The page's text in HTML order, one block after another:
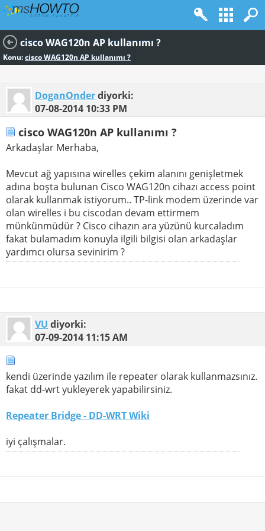
cisco WAG120n AP kullanımı ?
Konu:cisco WAG120n AP kullanımı ?
DoganOnderdiyorki:
07-08-2014 10:33 PM
cisco WAG120n AP kullanımı ?
Arkadaşlar Merhaba,
Mevcut ağ yapısına wirelles çekim alanını genişletmek
adına boşta bulunan Cisco WAG120n cihazı access point
olarak kullanmak istiyorum.. TP-link modem üzerinde var
olan wirelles i bu ciscodan devam ettirmem
münkünmüdür ? Cisco cihazın ara yüzünü kurcaladım
fakat bulamadım konuyla ilgili bilgisi olan arkadaşlar
yardımcı olursa sevinirim ?
VU diyorki:
07-09-2014 11:15 AM
kendi üzerinde yazılım ile repeater olarak kullanmazsınız.
fakat dd-wrt yukleyerek yapabilirsiniz.
Repeater Bridge - DD-WRT Wiki
iyi çalışmalar.